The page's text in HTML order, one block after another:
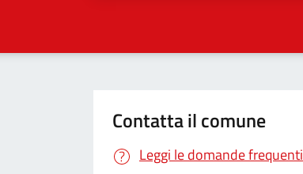
Contatta il comune
Leggi le domande frequenti